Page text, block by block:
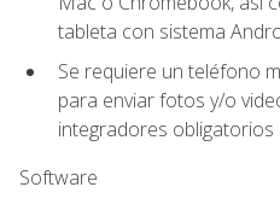
tableta con sistema
Se requiere un teléfono
para enviar fotos y/o
integradores obligatorios
Software